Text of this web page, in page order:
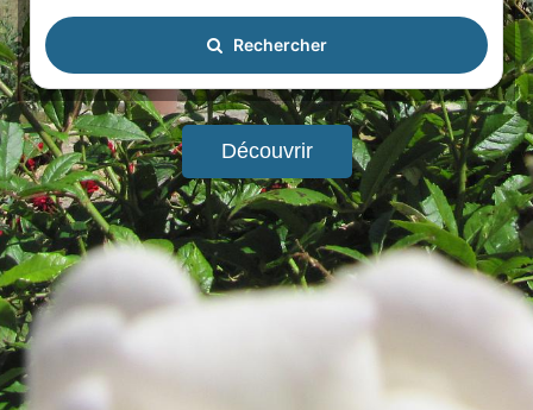
Rechercher
Découvrir